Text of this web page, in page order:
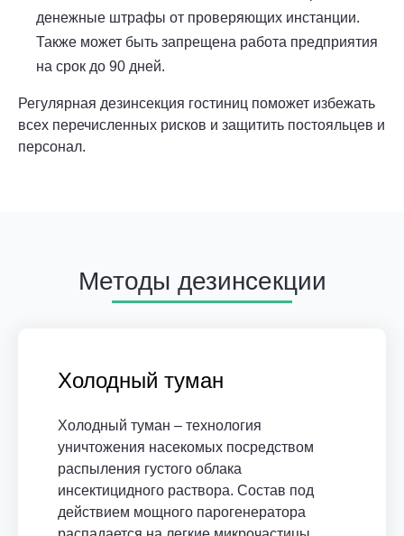
денежные штрафы от проверяющих инстанции.
Также может быть запрещена работа предприятия
на срок до 90 дней.
Регулярная дезинсекция гостиниц поможет избежать
всех перечисленных рисков и защитить постояльцев и
персонал.
Методы дезинсекции
Холодный туман
Холодный туман – технология
уничтожения насекомых посредством
распыления густого облака
инсектицидного раствора. Состав под
действием мощного парогенератора